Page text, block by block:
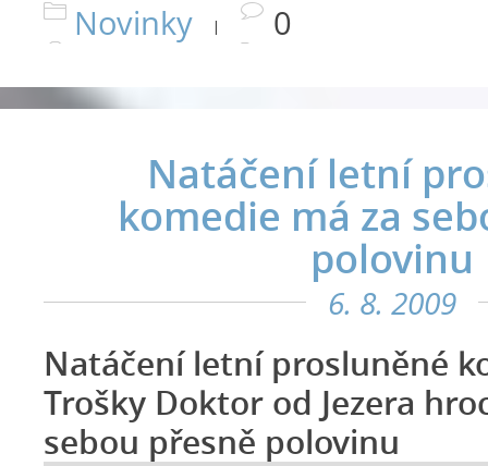
Novinky | 0
Natáčení letní
komedie má za
polovinu
6. 8. 2009
Natáčení letní prosluněné
Trošky Doktor od Jezera
sebou přesně polovinu